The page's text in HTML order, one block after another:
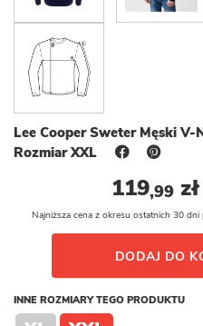
Lee Cooper Sweter Męski V-
Rozmiar XXL
119,99 zł
Najniższa cena z okresu ostatnich 30
DODAJ DO
INNE ROZMIARY TEGO PRODUKTU